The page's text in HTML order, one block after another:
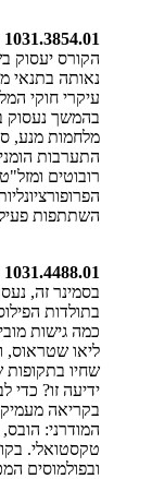
1031.3854.01 דילמות במלחמות מודרניות
הקורס יעסוק
נאותה בתנאי
עיקרי חוקי
בהמשך נעסוק
מלחמות מנע,
התערבות
רובוטים
השתתפות
1031.4488.01 תולדות הפילוסופיה המדינית - העידן המודרני
בסמינר זה,
בתולדות
כמה גישות
ליאו שטראוס,
שחיו בתקופות
ידיעה זו? כדי
בקריאה
המודרני: הובס,
טקסטואלי.
ובפולמוסים